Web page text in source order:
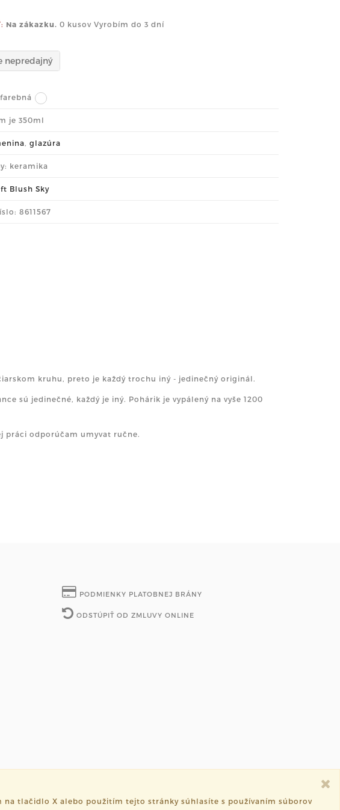
Na zákazku. 0 kusov Vyrobím do 3 dní
nepredajný
je 350ml
, glazúra
keramika
Blush Sky
8611567
kruhu, preto je každý trochu iný - jedinečný originál.
sú jedinečné, každý je iný. Pohárik je vypálený na vyše 1200
práci odporúčam umyvat ručne.
PODMIENKY PLATOBNEJ BRÁNY
ODSTÚPIŤ OD ZMLUVY ONLINE
tlačidlo X alebo použitím tejto stránky súhlasíte s používaním súborov